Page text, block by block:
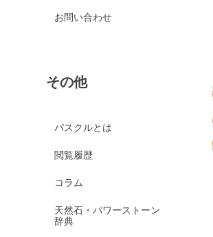
お問い合わせ
その他
パスクルとは
閲覧履歴
コラム
天然石・パワーストーン
辞典